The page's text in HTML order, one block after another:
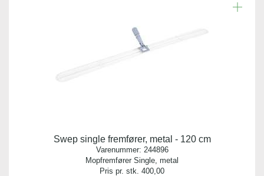
2,90 cm
Swep single fremfører, metal - 120 cm
Varenummer: 244896
Mopfremfører Single, metal
Pris pr. stk. 400,00